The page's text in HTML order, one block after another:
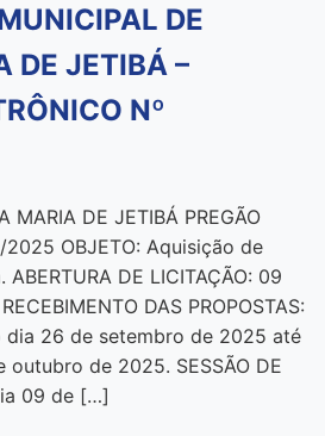
DE
DE JETIBÁ –
Nº
MARIA DE JETIBÁ PREGÃO
2025 OBJETO: Aquisição de
DE LICITAÇÃO: 09
DAS PROPOSTAS:
26 de setembro de 2025 até
de 2025. SESSÃO DE
09 de […]